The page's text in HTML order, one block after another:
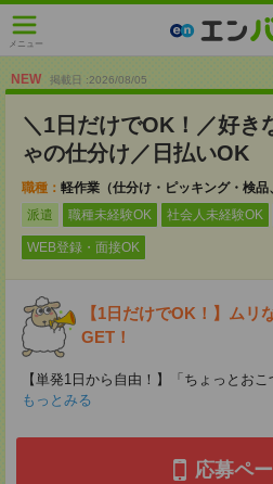
メニュー
NEW 掲載日 :2026/08/05
＼1日だけでOK！／好き
ゃの仕分け／日払いOK
職種： 軽作業（仕分け・ピッキング・検品
派遣
職種未経験OK 社会人未経験OK
WEB登録・面接OK
【1日だけでOK！】ムリ
GET！
【単発1日から自由！】「ちょっとお
もっとみる
応募ペ